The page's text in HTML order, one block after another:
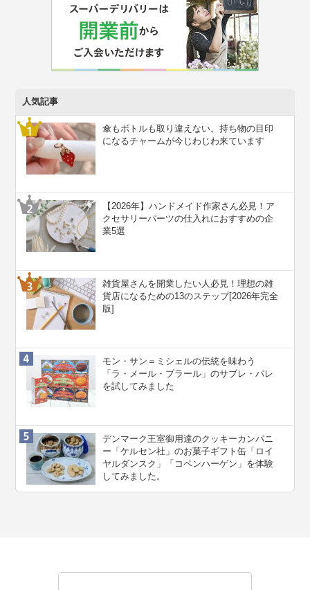
人気記事
傘もボトルも取り違えない。持ち物の目印
になるチャームが今じわじわ来ています
【2026年】ハンドメイド作家さん必見！ア
クセサリーパーツの仕入れにおすすめの企
業5選
雑貨屋さんを開業したい人必見！理想の雑
貨店になるための13のステップ[2026年完全
版]
モン・サン＝ミシェルの伝統を味わう
「ラ・メール・プラール」のサブレ・パレ
を試してみました
デンマーク王室御用達のクッキーカンパニ
ー「ケルセン社」のお菓子ギフト缶「ロイ
ヤルダンスク」「コペンハーゲン」を体験
してみました。